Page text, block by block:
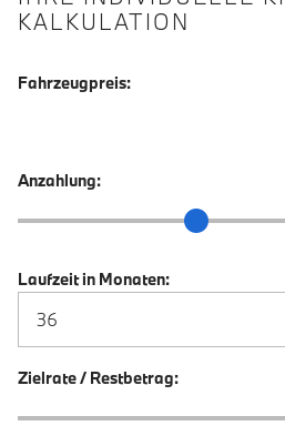
KALKULATION
Fahrzeugpreis:
Anzahlung:
Anzahlung Schieberegler
Laufzeit in Monaten:
Zielrate / Restbetrag:
Zielrate / Restbetrag Schieberegler